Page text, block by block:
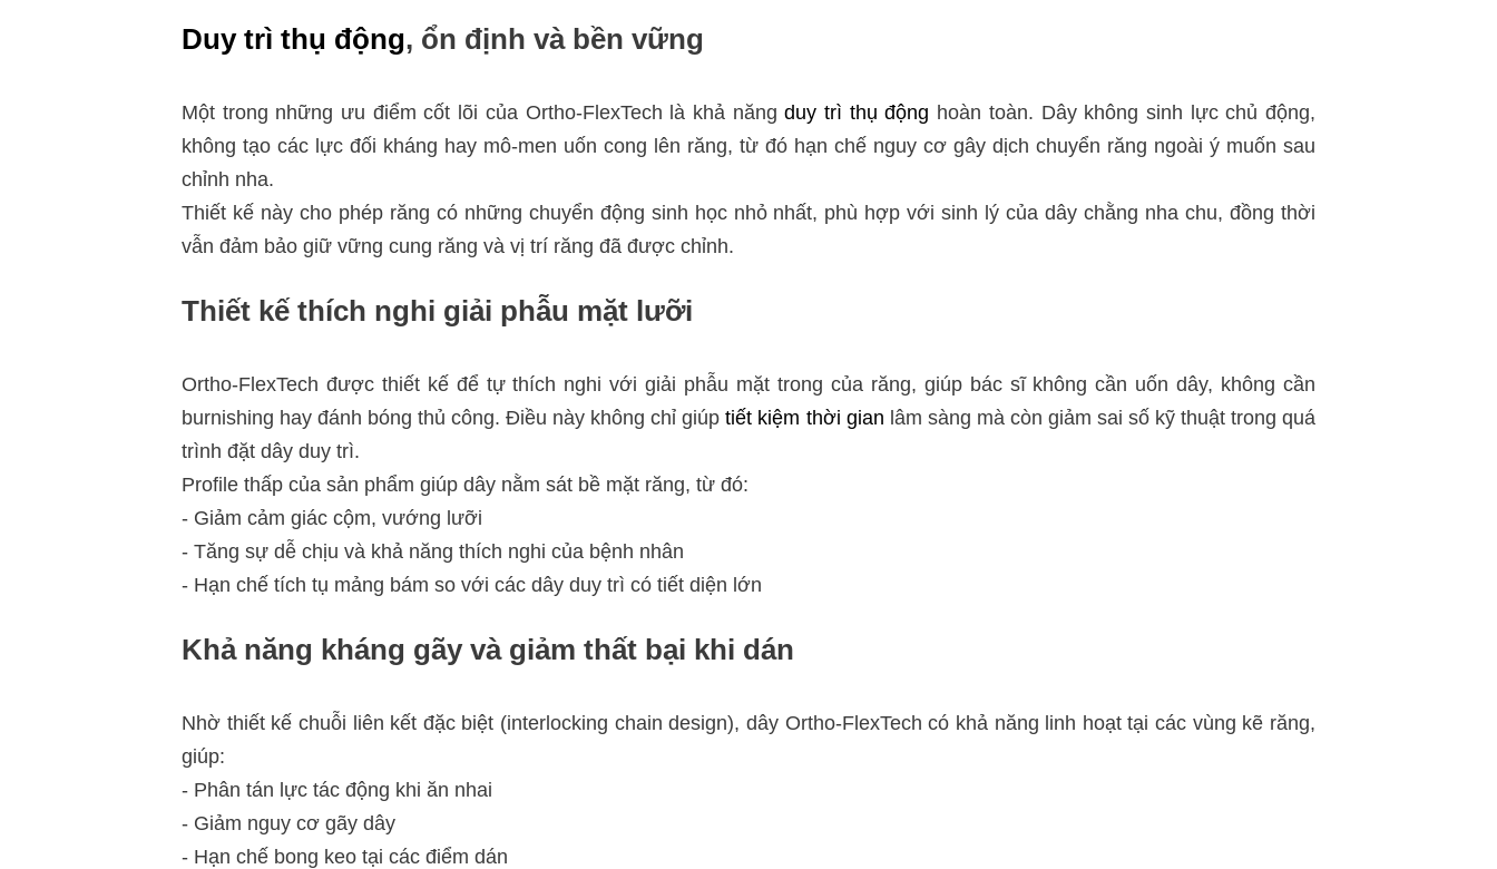
Duy trì thụ động, ổn định và bền vững
Một trong những ưu điểm cốt lõi của Ortho-FlexTech là khả năngduy trì thụ động hoàn toàn. Dây không sinh lực chủ động,
không tạo các lực đối kháng hay mô-men uốn cong lên răng, từ đó hạn chế nguy cơ gây dịch chuyển răng ngoài ý muốn sau
chỉnh nha.
Thiết kế này cho phép răng có những chuyển động sinh học nhỏ nhất, phù hợp với sinh lý của dây chằng nha chu, đồng thời
vẫn đảm bảo giữ vững cung răng và vị trí răng đã được chỉnh.
Thiết kế thích nghi giải phẫu mặt lưỡi
Ortho-FlexTech được thiết kế để tự thích nghi với giải phẫu mặt trong của răng, giúp bác sĩ không cần uốn dây, không cần
burnishing hay đánh bóng thủ công. Điều này không chỉ giúptiết kiệm thời gian lâm sàng mà còn giảm sai số kỹ thuật trong quá
trình đặt dây duy trì.
Profile thấp của sản phẩm giúp dây nằm sát bề mặt răng, từ đó:
- Giảm cảm giác cộm, vướng lưỡi
- Tăng sự dễ chịu và khả năng thích nghi của bệnh nhân
- Hạn chế tích tụ mảng bám so với các dây duy trì có tiết diện lớn
Khả năng kháng gãy và giảm thất bại khi dán
Nhờ thiết kế chuỗi liên kết đặc biệt (interlocking chain design), dây Ortho-FlexTech có khả năng linh hoạt tại các vùng kẽ răng,
giúp:
- Phân tán lực tác động khi ăn nhai
- Giảm nguy cơ gãy dây
- Hạn chế bong keo tại các điểm dán